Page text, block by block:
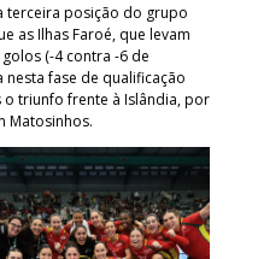
terceira posição do grupo
as Ilhas Faroé, que levam
(-4 contra -6 de
nesta fase de qualificação
triunfo frente à Islândia, por
Matosinhos.